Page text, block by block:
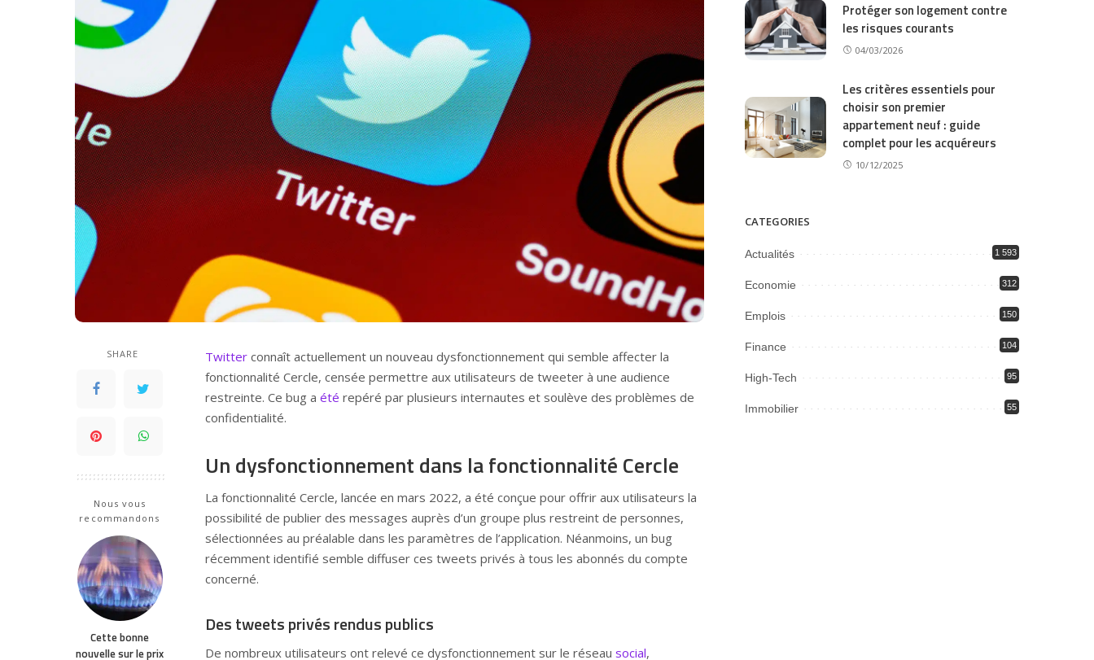
SHARE
Nous vous
recommandons
Cette bonne
nouvelle sur le prix
Twitter connaît actuellement un nouveau dysfonctionnement qui semble affecter la
fonctionnalité Cercle, censée permettre aux utilisateurs de tweeter à une audience
restreinte. Ce bug a été repéré par plusieurs internautes et soulève des problèmes de
confidentialité.
Un dysfonctionnement dans la fonctionnalité Cercle
La fonctionnalité Cercle, lancée en mars 2022, a été conçue pour offrir aux utilisateurs la
possibilité de publier des messages auprès d’un groupe plus restreint de personnes,
sélectionnées au préalable dans les paramètres de l’application. Néanmoins, un bug
récemment identifié semble diffuser ces tweets privés à tous les abonnés du compte
concerné.
Des tweets privés rendus publics
De nombreux utilisateurs ont relevé ce dysfonctionnement sur le réseau social,
Protéger son logement contre
les risques courants
04/03/2026
Les critères essentiels pour
choisir son premier
appartement neuf : guide
complet pour les acquéreurs
10/12/2025
CATEGORIES
Actualités 1 593
Economie 312
Emplois 150
Finance 104
High-Tech 95
Immobilier 55